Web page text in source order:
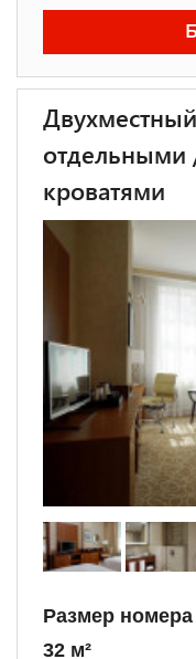
кроватями
Размер номера
32 м²